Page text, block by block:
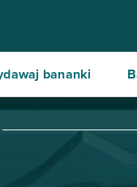
bananki